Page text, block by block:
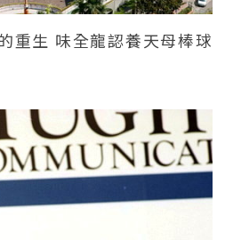
重生 味全龍認養天母棒球